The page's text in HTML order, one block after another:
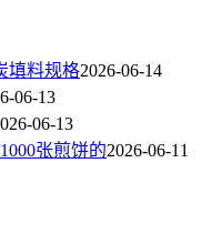
填料规格2026-06-14
06-13
06-13
张煎饼的2026-06-11